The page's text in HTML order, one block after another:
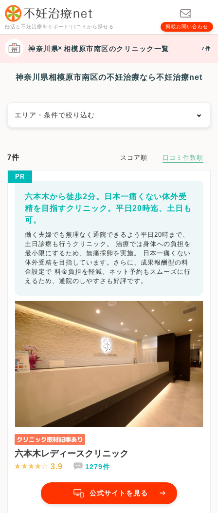
妊活と不妊治療をサポート!口コミから探せる 掲載お問い合わせ
神奈川県 相模原市南区のクリニック一覧 7件
神奈川県相模原市南区の不妊治療なら不妊治療net
エリア・条件で絞り込む
横浜市中区
横浜市戸塚区
横浜市港南区 横浜市旭区
横浜市緑区
横浜市瀬谷区
横浜市栄区 横浜市泉区
横浜市青葉区
横浜市都筑区
川崎市中原区
川崎市高津区
川崎市宮前区
川崎市麻生区 相模原市
相模原市緑区
相模原市中央区
相模原市南区 横須賀市
平塚市
鎌倉市
藤沢市 小田原市 茅ヶ崎市 逗子市
三浦市
秦野市
厚木市 大和市 伊勢原市 海老名市
座間市
南足柄市
綾瀬市 神奈川県その他地域
キーワードで絞る
不妊カウンセリング ブライダルチェック
不妊検査
タイミング療法
人工授精 体外受精
顕微授精
先進医療
男性不妊/無精子症
プラセンタ
不育症 子宮鏡検査 腹腔鏡手術
女医在籍
電子決済可
クレジットカード利用可
7件 スコア順 口コミ件数順
PR
六本木から徒歩2分。日本一痛くない体外受
精を目指すクリニック。平日20時迄、土日も
可。
働く夫婦でも無理なく通院できるよう平日20時まで、
土日診療も行うクリニック。 治療では身体への負担を
最小限にするため、無痛採卵を実施。 日本一痛くない
体外受精を目指しています。さらに、成果報酬型の料
金設定で 料金負担を軽減。ネット予約もスムーズに行
えるため、通院のしやすさも好評です。
六本木レディースクリニック
3.9 1279件
公式サイトを見る